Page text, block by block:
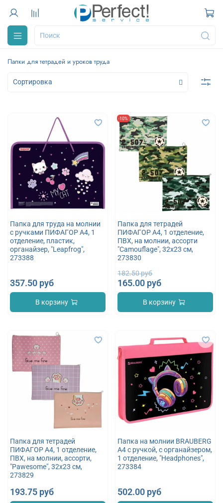
Папки для тетрадей и уроков труда
Папка для труда на молнии
с ручками ПИФАГОР А4, 1
отделение, пластик,
органайзер, "Leapfrog",
273388
357.50 руб
В корзину
-10%
Папка для тетрадей
ПИФАГОР А4, 1 отделение,
ПВХ, на молнии, ассорти
"Camouflage", 32x23 см,
273830
182.50 руб
165.00 руб
В корзину
Папка для тетрадей
ПИФАГОР А4, 1 отделение,
ПВХ, на молнии, ассорти,
"Pawesome", 32x23 см,
273829
193.75 руб
Папка на молнии BRAUBERG
А4 с ручкой, с органайзером,
1 отделение, "Headphones",
273384
502.00 руб